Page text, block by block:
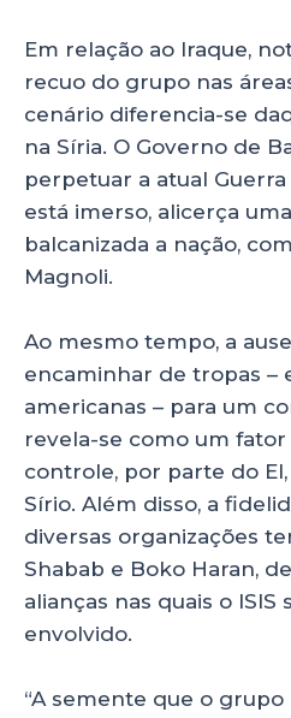
Em relação ao Iraque,
recuo do grupo nas
cenário diferencia-se
na Síria. O Governo de
perpetuar a atual Guerra
está imerso, alicerça
balcanizada a nação,
Magnoli.
Ao mesmo tempo, a
encaminhar de tropas –
americanas – para um
revela-se como um
controle, por parte do
Sírio. Além disso, a
diversas organizações
Shabab e Boko Haran,
alianças nas quais o ISIS
envolvido.
“A semente que o grupo